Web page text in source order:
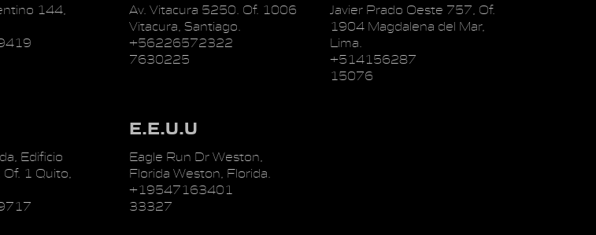
144,
Av. Vitacura 5250. Of. 1006
Vitacura, Santiago.
+56226572322
7630225
Javier Prado Oeste 757, Of.
1904 Magdalena del Mar,
Lima.
+514156287
15076
Edificio
1 Quito,
E.E.U.U
Eagle Run Dr Weston,
Florida Weston, Florida.
+19547163401
33327